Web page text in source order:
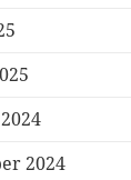
2024